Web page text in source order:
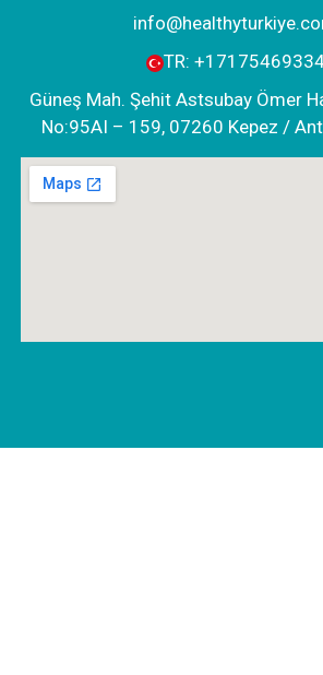
TR:
Güneş Mah. Şehit Astsubay Ömer
No:95AI – 159, 07260 Kepez /